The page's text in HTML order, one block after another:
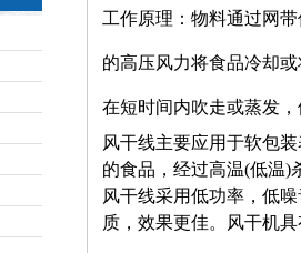
工作原理：物料通过网
的高压风力将食品冷却
在短时间内吹走或蒸发
风干线主要应用于软包
的食品，经过高温(低温)
风干线采用低功率，低
质，效果更佳。风干机